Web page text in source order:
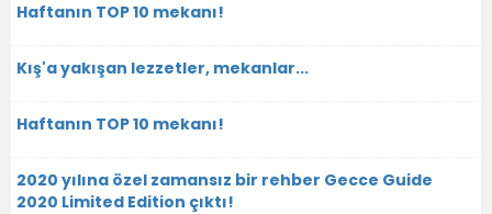
Haftanın TOP 10 mekanı!
Kış'a yakışan lezzetler, mekanlar...
Haftanın TOP 10 mekanı!
2020 yılına özel zamansız bir rehber Gecce Guide
2020 Limited Edition çıktı!